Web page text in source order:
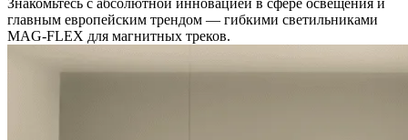
Знакомьтесь с абсолютной инновацией в сфере освещения и
главным европейским трендом — гибкими светильниками
MAG-FLEX для магнитных треков.